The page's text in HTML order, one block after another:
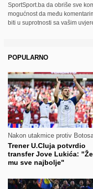
SportSport.ba da obriše sve
mogućnost da među
biti u suprotnosti sa vašim
POPULARNO
Nakon utakmice protiv
Trener U.Cluja potvrdio
transfer Jove Lukića:
mu sve najbolje"